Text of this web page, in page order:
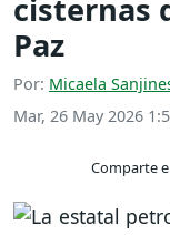
cisternas
Paz
Por: Micaela
Mar, 26 May 2026
Comparte